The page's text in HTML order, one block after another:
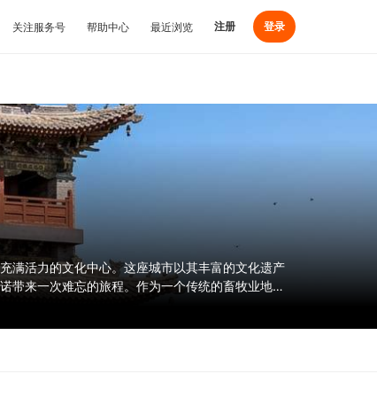
关注服务号 帮助中心 最近浏览 注册 登录
满活力的文化中心。这座城市以其丰富的文化遗产
带来一次难忘的旅程。作为一个传统的畜牧业地
大同都是一个令人着迷和启发的目的地。